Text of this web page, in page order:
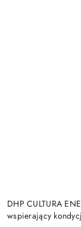
DHP CULTURA
wspierający